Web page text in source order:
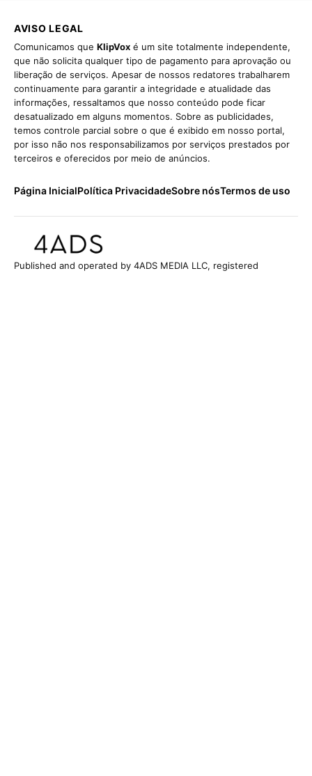
AVISO LEGAL
Comunicamos que KlipVox é um site totalmente independente,
que não solicita qualquer tipo de pagamento para aprovação ou
liberação de serviços. Apesar de nossos redatores trabalharem
continuamente para garantir a integridade e atualidade das
informações, ressaltamos que nosso conteúdo pode ficar
desatualizado em alguns momentos. Sobre as publicidades,
temos controle parcial sobre o que é exibido em nosso portal,
por isso não nos responsabilizamos por serviços prestados por
terceiros e oferecidos por meio de anúncios.
Página InicialPolítica PrivacidadeSobre nósTermos de uso
Published and operated by 4ADS MEDIA LLC, registered